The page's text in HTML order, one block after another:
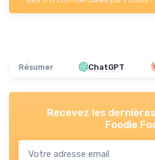
Résumer ChatGPT
Recevez les
Foodie